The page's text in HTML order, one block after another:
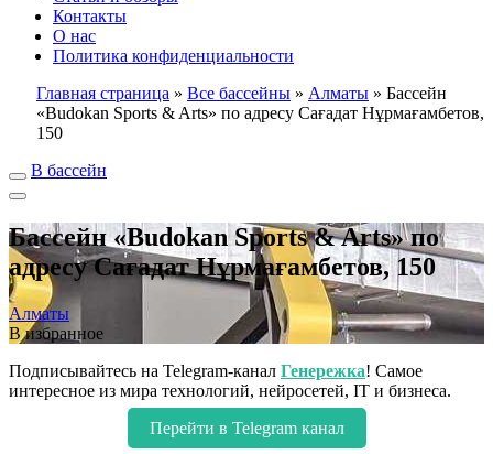
Контакты
О нас
Политика конфиденциальности
Главная страница » Все бассейны » Алматы » Бассейн
«Budokan Sports & Arts» по адресу Сағадат Нұрмағамбетов,
150
В бассейн
Бассейн «Budokan Sports & Arts» по
адресу Сағадат Нұрмағамбетов, 150
Алматы
В избранное
Подписывайтесь на Telegram-канал Генережка! Самое
интересное из мира технологий, нейросетей, IT и бизнеса.
Перейти в Telegram канал